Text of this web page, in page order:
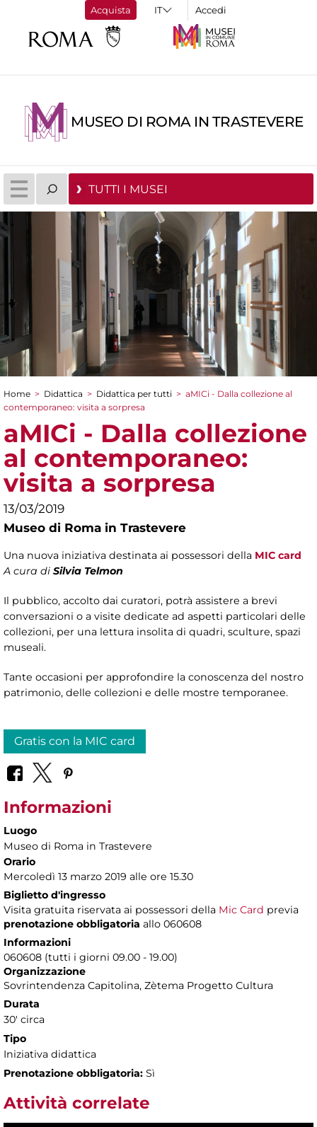
Acquista Accedi
MUSEO DI ROMA IN TRASTEVERE
TUTTI I MUSEI
Tu sei qui
Home > Didattica > Didattica per tutti > aMICi - Dalla collezione al
contemporaneo: visita a sorpresa
aMICi - Dalla collezione
al contemporaneo:
visita a sorpresa
13/03/2019
Museo di Roma in Trastevere
Una nuova iniziativa destinata ai possessori della MIC card
A cura di Silvia Telmon
Il pubblico, accolto dai curatori, potrà assistere a brevi
conversazioni o a visite dedicate ad aspetti particolari delle
collezioni, per una lettura insolita di quadri, sculture, spazi
museali.
Tante occasioni per approfondire la conoscenza del nostro
patrimonio, delle collezioni e delle mostre temporanee.
Gratis con la MIC card
Informazioni
Luogo
Museo di Roma in Trastevere
Orario
Mercoledì 13 marzo 2019 alle ore 15.30
Biglietto d'ingresso
Visita gratuita riservata ai possessori della Mic Card previa
prenotazione obbligatoria allo 060608
Informazioni
060608 (tutti i giorni 09.00 - 19.00)
Organizzazione
Sovrintendenza Capitolina, Zètema Progetto Cultura
Durata
30' circa
Tipo
Iniziativa didattica
Prenotazione obbligatoria: Sì
Attività correlate